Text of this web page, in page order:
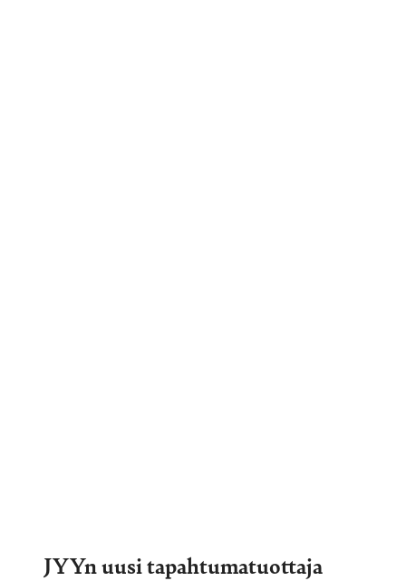
JYYn uusi tapahtumatuottaja